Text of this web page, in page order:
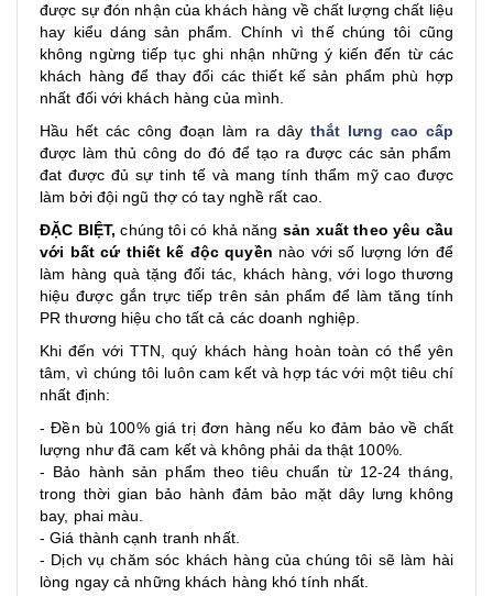
được sự đón nhận của khách hàng về chất lượng chất liệu
hay kiểu dáng sản phẩm. Chính vì thế chúng tôi cũng
không ngừng tiếp tục ghi nhận những ý kiến đến từ các
khách hàng để thay đổi các thiết kế sản phẩm phù hợp
nhất đối với khách hàng của mình.
Hầu hết các công đoạn làm ra dây thắt lưng cao cấp
được làm thủ công do đó để tạo ra được các sản phẩm
đat được đủ sự tinh tế và mang tính thẩm mỹ cao được
làm bởi đội ngũ thợ có tay nghề rất cao.
ĐẶC BIỆT, chúng tôi có khả năng sản xuất theo yêu cầu
với bất cứ thiết kế độc quyền nào với số lượng lớn để
làm hàng quà tặng đối tác, khách hàng, với logo thương
hiệu được gắn trực tiếp trên sản phẩm để làm tăng tính
PR thương hiệu cho tất cả các doanh nghiệp.
Khi đến với TTN, quý khách hàng hoàn toàn có thể yên
tâm, vì chúng tôi luôn cam kết và hợp tác với một tiêu chí
nhất định:
- Đền bù 100% giá trị đơn hàng nếu ko đảm bảo về chất
lượng như đã cam kết và không phải da thật 100%.
- Bảo hành sản phẩm theo tiêu chuẩn từ 12-24 tháng,
trong thời gian bảo hành đảm bảo mặt dây lưng không
bay, phai màu.
- Giá thành cạnh tranh nhất.
- Dịch vụ chăm sóc khách hàng của chúng tôi sẽ làm hài
lòng ngay cả những khách hàng khó tính nhất.